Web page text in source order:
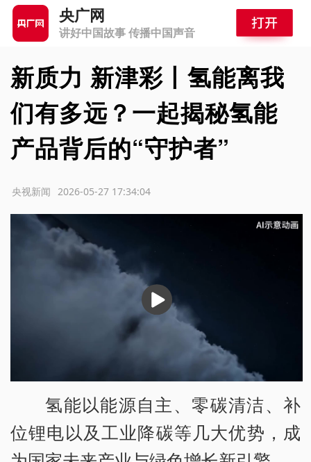
央广网
讲好中国故事 传播中国声音
新质力 新津彩丨氢能离我
们有多远？一起揭秘氢能
产品背后的“守护者”
2026-05-27 17:34:04
央视新闻
播
放
氢能以能源自主、零碳清洁、补
位锂电以及工业降碳等几大优势，成